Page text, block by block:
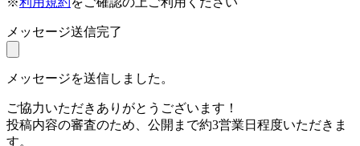
メッセージ送信完了
メッセージを送信しました。
ご協力いただきありがとうございます！
投稿内容の審査のため、公開まで約3営業日程度いただきま
す。